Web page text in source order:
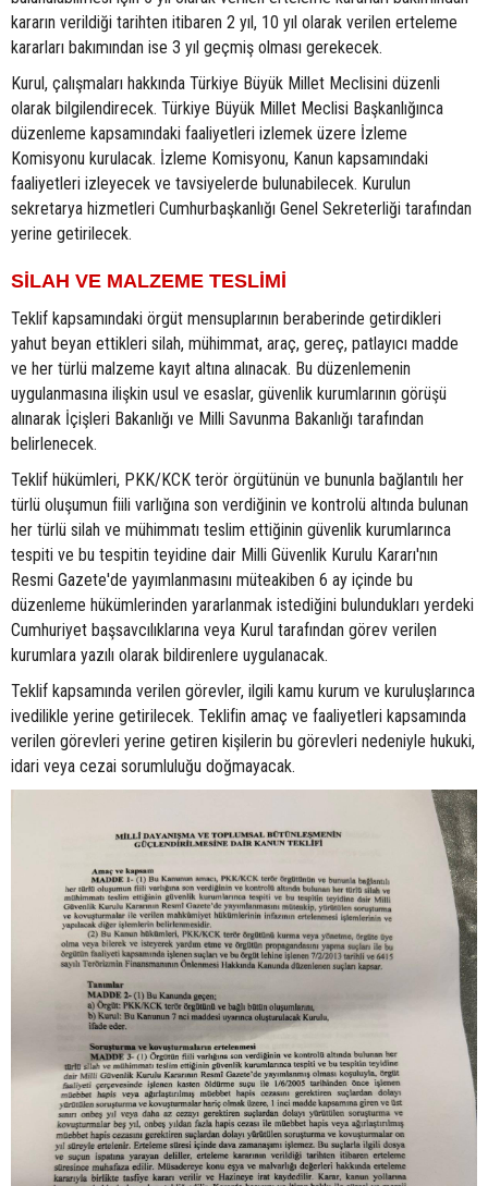
kararın verildiği tarihten itibaren 2 yıl, 10 yıl olarak verilen erteleme
kararları bakımından ise 3 yıl geçmiş olması gerekecek.
Kurul, çalışmaları hakkında Türkiye Büyük Millet Meclisini düzenli
olarak bilgilendirecek. Türkiye Büyük Millet Meclisi Başkanlığınca
düzenleme kapsamındaki faaliyetleri izlemek üzere İzleme
Komisyonu kurulacak. İzleme Komisyonu, Kanun kapsamındaki
faaliyetleri izleyecek ve tavsiyelerde bulunabilecek. Kurulun
sekretarya hizmetleri Cumhurbaşkanlığı Genel Sekreterliği tarafından
yerine getirilecek.
SİLAH VE MALZEME TESLİMİ
Teklif kapsamındaki örgüt mensuplarının beraberinde getirdikleri
yahut beyan ettikleri silah, mühimmat, araç, gereç, patlayıcı madde
ve her türlü malzeme kayıt altına alınacak. Bu düzenlemenin
uygulanmasına ilişkin usul ve esaslar, güvenlik kurumlarının görüşü
alınarak İçişleri Bakanlığı ve Milli Savunma Bakanlığı tarafından
belirlenecek.
Teklif hükümleri, PKK/KCK terör örgütünün ve bununla bağlantılı her
türlü oluşumun fiili varlığına son verdiğinin ve kontrolü altında bulunan
her türlü silah ve mühimmatı teslim ettiğinin güvenlik kurumlarınca
tespiti ve bu tespitin teyidine dair Milli Güvenlik Kurulu Kararı'nın
Resmi Gazete'de yayımlanmasını müteakiben 6 ay içinde bu
düzenleme hükümlerinden yararlanmak istediğini bulundukları yerdeki
Cumhuriyet başsavcılıklarına veya Kurul tarafından görev verilen
kurumlara yazılı olarak bildirenlere uygulanacak.
Teklif kapsamında verilen görevler, ilgili kamu kurum ve kuruluşlarınca
ivedilikle yerine getirilecek. Teklifin amaç ve faaliyetleri kapsamında
verilen görevleri yerine getiren kişilerin bu görevleri nedeniyle hukuki,
idari veya cezai sorumluluğu doğmayacak.